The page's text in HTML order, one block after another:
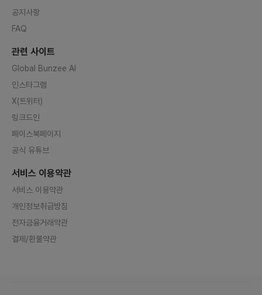
공지사항
FAQ
관련 사이트
Global Bunzee AI
인스타그램
X(트위터)
링크드인
페이스북페이지
공식 유튜브
서비스 이용약관
서비스 이용약관
개인정보취급방침
전자금융거래약관
결제/환불약관